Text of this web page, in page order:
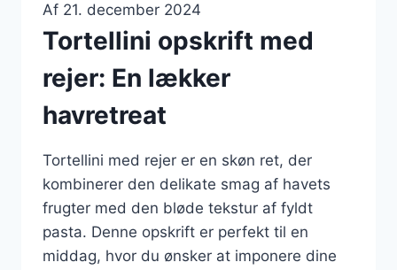
Af 21. december 2024
Tortellini opskrift med
rejer: En lækker
havretreat
Tortellini med rejer er en skøn ret, der
kombinerer den delikate smag af havets
frugter med den bløde tekstur af fyldt
pasta. Denne opskrift er perfekt til en
middag, hvor du ønsker at imponere dine